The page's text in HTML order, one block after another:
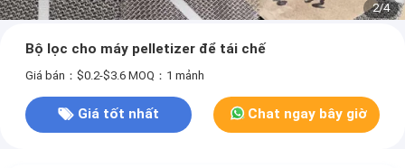
2/4
Bộ lọc cho máy pelletizer để tái chế
Giá bán：$0.2-$3.6 MOQ：1 mảnh
Giá tốt nhất Chat ngay bây giờ